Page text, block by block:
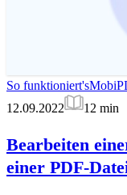
So funktioniert's
12.09.2022
12 min
Bearbeiten
einer PDF-